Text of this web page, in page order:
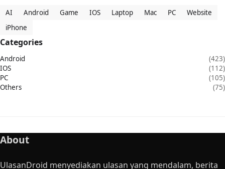
AI Android Game IOS Laptop Mac PC
Website
iPhone
Categories
Android
(423)
IOS
(112)
PC
(105)
Others
(75)
About
UlasanDroid menyediakan ulasan yang mendalam, berita